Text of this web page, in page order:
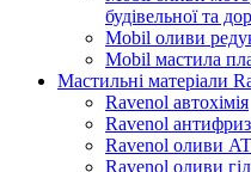
будівельної та
Mobil оливи
Mobil мастила
Мастильні матеріали
Ravenol автохімія
Ravenol антифриз
Ravenol оливи
Ravenol оливи